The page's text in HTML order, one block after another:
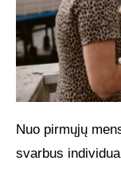
Nuo pirmųjų
svarbus